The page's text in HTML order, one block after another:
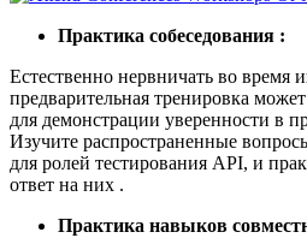
Практика собеседования :
Естественно нервничать во время
предварительная тренировка
для демонстрации уверенности в
Изучите распространенные
для ролей тестирования API, и
ответ на них .
Практика навыков